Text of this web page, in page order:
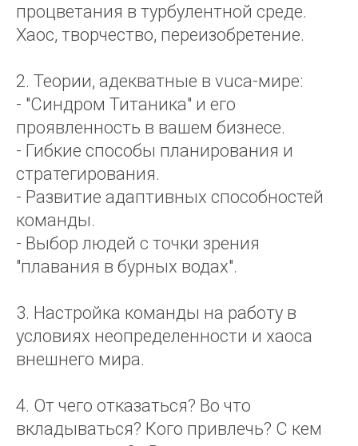
процветания в турбулентной среде.
Хаос, творчество, переизобретение.
2. Теории, адекватные в vuca-мире:
- "Синдром Титаника" и его
проявленность в вашем бизнесе.
- Гибкие способы планирования и
стратегирования.
- Развитие адаптивных способностей
команды.
- Выбор людей с точки зрения
"плавания в бурных водах".
3. Настройка команды на работу в
условиях неопределенности и хаоса
внешнего мира.
4. От чего отказаться? Во что
вкладываться? Кого привлечь? С кем